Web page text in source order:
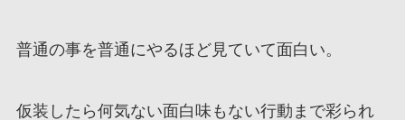
普通の事を普通にやるほど見ていて面白い。
仮装したら何気ない面白味もない行動まで彩られ